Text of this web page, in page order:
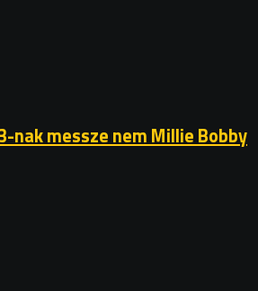
nak messze nem Millie Bobby